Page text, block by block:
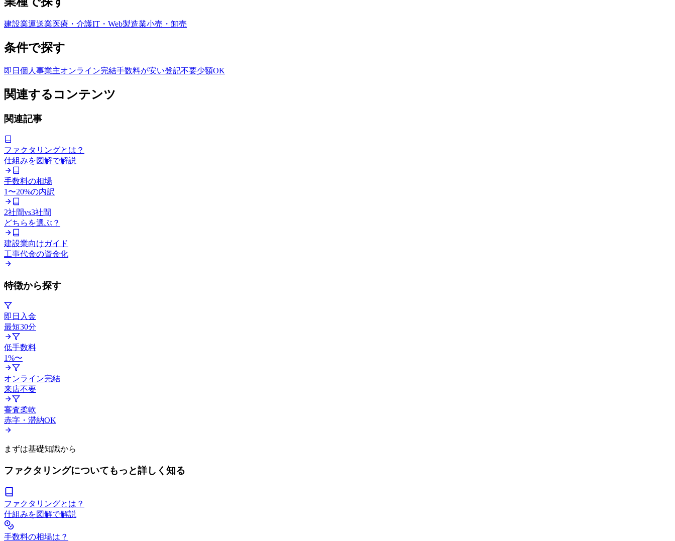
建設業運送業医療・介護IT・Web製造業小売・卸売
条件で探す
即日 個人事業主オンライン完結手数料が安い登記不要少額OK
関連するコンテンツ
関連記事
ファクタリングとは？
仕組みを図解で解説
手数料の相場
1〜20%の内訳
2社間vs3社間
どちらを選ぶ？
建設業向けガイド
工事代金の資金化
特徴から探す
即日入金
最短30分
低手数料
1%〜
オンライン完結
来店不要
審査柔軟
赤字・滞納OK
まずは基礎知識から
ファクタリングについてもっと詳しく知る
ファクタリングとは？
仕組みを図解で解説
手数料の相場は？